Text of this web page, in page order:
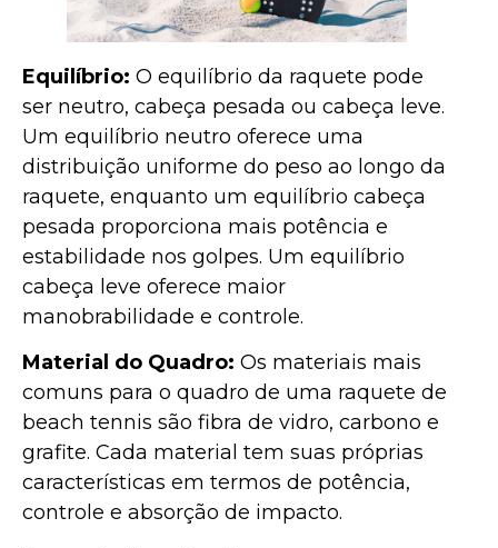
Equilíbrio: O equilíbrio da raquete pode
ser neutro, cabeça pesada ou cabeça leve.
Um equilíbrio neutro oferece uma
distribuição uniforme do peso ao longo da
raquete, enquanto um equilíbrio cabeça
pesada proporciona mais potência e
estabilidade nos golpes. Um equilíbrio
cabeça leve oferece maior
manobrabilidade e controle.
Material do Quadro: Os materiais mais
comuns para o quadro de uma raquete de
beach tennis são fibra de vidro, carbono e
grafite. Cada material tem suas próprias
características em termos de potência,
controle e absorção de impacto.